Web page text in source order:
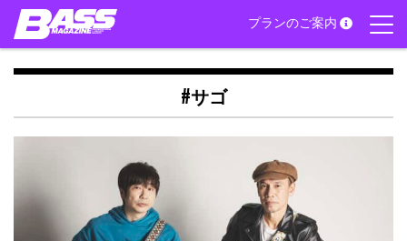
Skip
content
プランのご案内
#サゴ